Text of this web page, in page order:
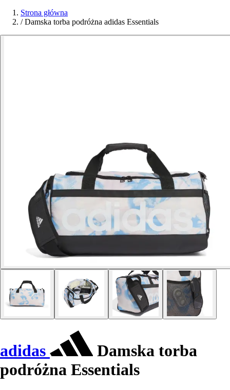
Strona główna
/ Damska torba podróżna adidas Essentials
adidas
Damska torba
podróżna Essentials